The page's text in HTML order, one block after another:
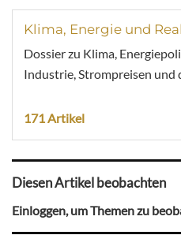
Klima, Energie und
Dossier zu Klima,
Industrie, Strompreisen und
171 Artikel
Diesen Artikel beobachten
Einloggen, um Themen zu